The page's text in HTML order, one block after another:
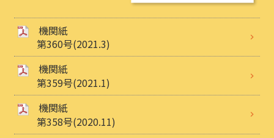
機関紙
第360号(2021.3)
機関紙
第359号(2021.1)
機関紙
第358号(2020.11)